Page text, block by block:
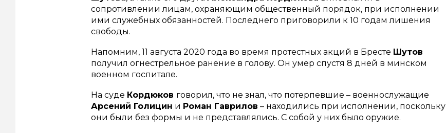
сопротивлении лицам, охраняющим общественный порядок, при исполнении
ими служебных обязанностей. Последнего приговорили к 10 годам лишения
свободы.
Напомним, 11 августа 2020 года во время протестных акций в Бресте Шутов
получил огнестрельное ранение в голову. Он умер спустя 8 дней в минском
военном госпитале.
На суде Кордюков говорил, что не знал, что потерпевшие – военнослужащие
Арсений Голицин и Роман Гаврилов – находились при исполнении, поскольку
они были без формы и не представлялись. С собой у них было оружие.